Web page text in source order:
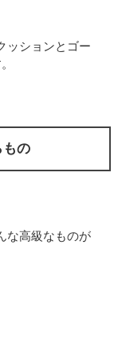
ッションとゴー
もの
な高級なものが